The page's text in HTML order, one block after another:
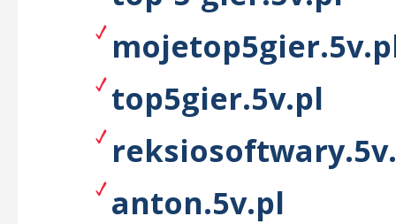
top5gier.5v.pl
anton.5v.pl